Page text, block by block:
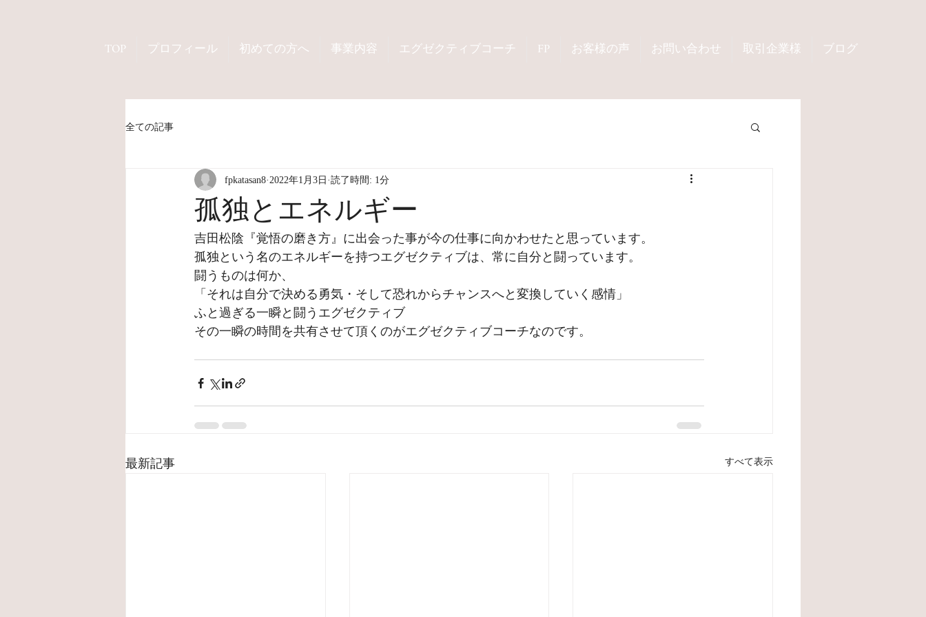
TOP プロフィール 初めての方へ 事業内容 エグゼクティブコーチ FP お客様の声 お問い合わせ 取引企業様 ブログ
全ての記事
孤独とエネルギー
fpkatasan8 2022年1月3日 読了時間: 1分
吉田松陰『覚悟の磨き方』に出会った事が今の仕事に向かわせたと思っています。
孤独という名のエネルギーを持つエグゼクティブは、常に自分と闘っています。
闘うものは何か、
「それは自分で決める勇気・そして恐れからチャンスへと変換していく感情」
ふと過ぎる一瞬と闘うエグゼクティブ
その一瞬の時間を共有させて頂くのがエグゼクティブコーチなのです。
最新記事 すべて表示